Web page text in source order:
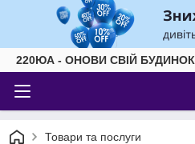
220ЮА - ОНОВИ СВІЙ БУДИНОК
Товари та послуги